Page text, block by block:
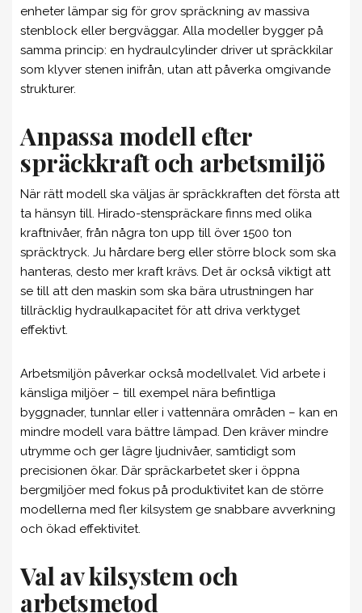
enheter lämpar sig för grov spräckning av massiva
stenblock eller bergväggar. Alla modeller bygger på
samma princip: en hydraulcylinder driver ut spräckkilar
som klyver stenen inifrån, utan att påverka omgivande
strukturer.
Anpassa modell efter
spräckkraft och arbetsmiljö
När rätt modell ska väljas är spräckkraften det första att
ta hänsyn till. Hirado-stenspräckare finns med olika
kraftnivåer, från några ton upp till över 1500 ton
spräcktryck. Ju hårdare berg eller större block som ska
hanteras, desto mer kraft krävs. Det är också viktigt att
se till att den maskin som ska bära utrustningen har
tillräcklig hydraulkapacitet för att driva verktyget
effektivt.
Arbetsmiljön påverkar också modellvalet. Vid arbete i
känsliga miljöer – till exempel nära befintliga
byggnader, tunnlar eller i vattennära områden – kan en
mindre modell vara bättre lämpad. Den kräver mindre
utrymme och ger lägre ljudnivåer, samtidigt som
precisionen ökar. Där spräckarbetet sker i öppna
bergmiljöer med fokus på produktivitet kan de större
modellerna med fler kilsystem ge snabbare avverkning
och ökad effektivitet.
Val av kilsystem och
arbetsmetod